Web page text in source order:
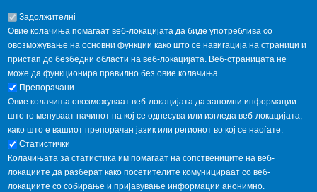
ГАЛЕРИЈА
Задолжителнi
Овие колачиња помагаат веб-локацијата да биде употреблива со
овозможување на основни функции како што се навигација на страници и
пристап до безбедни области на веб-локацијата. Веб-страницата не
може да функционира правилно без овие колачиња.
Препорачани
Овие колачиња овозможуваат веб-локацијата да запомни информации
што го менуваат начинот на кој се однесува или изгледа веб-локацијата,
како што е вашиот препорачан јазик или регионот во кој се наоѓате.
Статистички
Колачињата за статистика им помагаат на сопствениците на веб-
локациите да разберат како посетителите комуницираат со веб-
локациите со собирање и пријавување информации анонимно.